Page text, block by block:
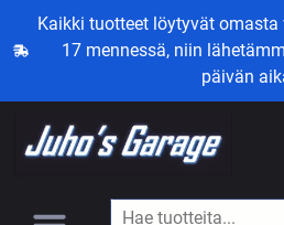
Kaikki tuotteet löytyvät
17 mennessä, niin
päivän